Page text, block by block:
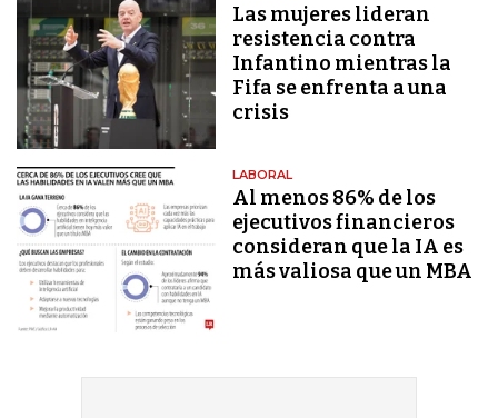
Las mujeres lideran
resistencia contra
Infantino mientras la
Fifa se enfrenta a una
crisis
LABORAL
Al menos 86% de los
ejecutivos financieros
consideran que la IA es
más valiosa que un MBA